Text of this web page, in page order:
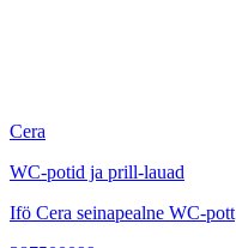
Cera
WC-potid ja prill-lauad
Ifö Cera seinapealne WC-pott